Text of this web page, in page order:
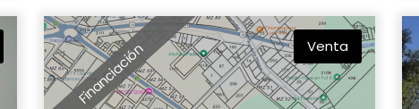
Financiación Venta